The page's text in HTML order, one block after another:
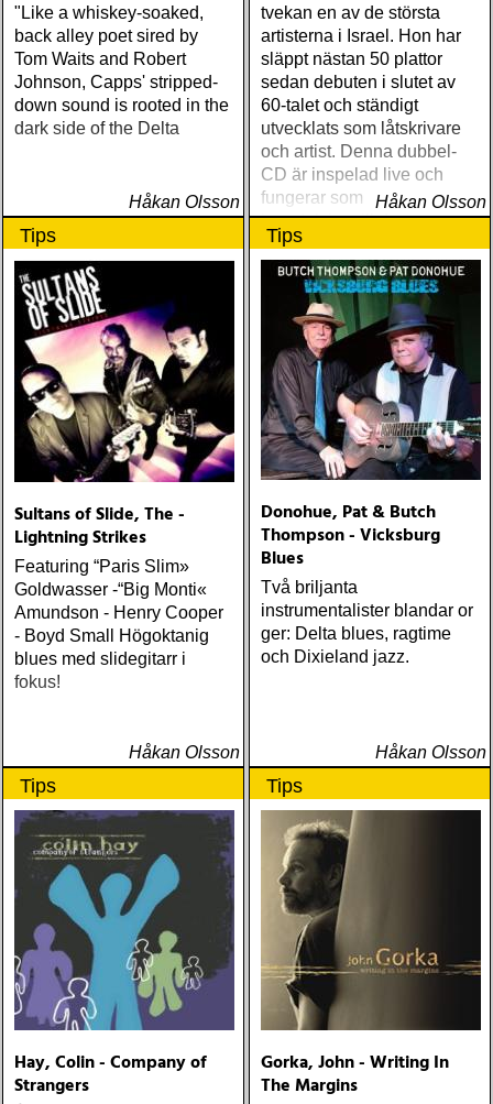
"Like a whiskey-soaked,
back alley poet sired by
Tom Waits and Robert
Johnson, Capps' stripped-
down sound is rooted in the
dark side of the Delta
Håkan Olsson
tvekan en av de största
artisterna i Israel. Hon har
släppt nästan 50 plattor
sedan debuten i slutet av
60-talet och ständigt
utvecklats som låtskrivare
och artist. Denna dubbel-
CD är inspelad live och
fungerar som en utmärkt
introduktion till denna
världsartist.
Håkan Olsson
Tips
Sultans of Slide, The -
Lightning Strikes
Featuring “Paris Slim»
Goldwasser -“Big Monti«
Amundson - Henry Cooper
- Boyd Small Högoktanig
blues med slidegitarr i
fokus!
Håkan Olsson
Tips
Donohue, Pat & Butch
Thompson - Vicksburg
Blues
Två briljanta
instrumentalister blandar or
ger: Delta blues, ragtime
och Dixieland jazz.
Håkan Olsson
Tips
Hay, Colin - Company of
Strangers
Tips
Gorka, John - Writing In
The Margins